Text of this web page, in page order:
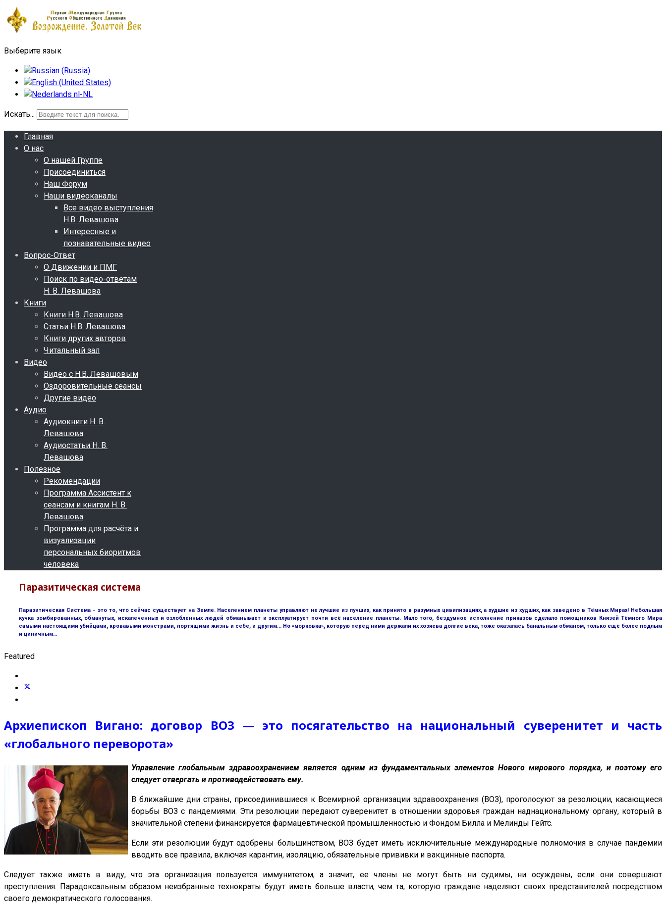
Выберите язык
Искать...
Главная
О нас
О нашей Группе
Присоединиться
Наш Форум
Наши видеоканалы
Все видео выступления
Н.В. Левашова
Интересные и
познавательные видео
Вопрос-Ответ
О Движении и ПМГ
Поиск по видео-ответам
Н. В. Левашова
Книги
Книги Н.В. Левашова
Статьи Н.В. Левашова
Книги других авторов
Читальный зал
Видео
Видео с Н.В. Левашовым
Оздоровительные сеансы
Другие видео
Аудио
Аудиокниги Н. В.
Левашова
Аудиостатьи Н. В.
Левашова
Полезное
Рекомендации
Программа Ассистент к
сеансам и книгам Н. В.
Левашова
Программа для расчёта и
визуализации
персональных биоритмов
человека
Паразитическая система
Паразитическая Система – это то, что сейчас существует на Земле. Населением планеты управляют не лучшие из лучших, как принято в разумных цивилизациях, а худшие из худших, как заведено в Тёмных Мирах! Небольшая
кучка зомбированных, обманутых, искалеченных и озлобленных людей обманывает и эксплуатирует почти всё население планеты. Мало того, бездумное исполнение приказов сделало помощников Князей Тёмного Мира
самыми настоящими убийцами, кровавыми монстрами, портящими жизнь и себе, и другим... Но «морковка», которую перед ними держали их хозяева долгие века, тоже оказалась банальным обманом, только ещё более подлым
и циничным…
Featured
Архиепископ Вигано: договор ВОЗ — это посягательство на национальный суверенитет и часть
«глобального переворота»
Управление глобальным здравоохранением является одним из фундаментальных элементов Нового мирового порядка, и поэтому его
следует отвергать и противодействовать ему.
В ближайшие дни страны, присоединившиеся к Всемирной организации здравоохранения (ВОЗ), проголосуют за резолюции, касающиеся
борьбы ВОЗ с пандемиями. Эти резолюции передают суверенитет в отношении здоровья граждан наднациональному органу, который в
значительной степени финансируется фармацевтической промышленностью и Фондом Билла и Мелинды Гейтс.
Если эти резолюции будут одобрены большинством, ВОЗ будет иметь исключительные международные полномочия в случае пандемии
вводить все правила, включая карантин, изоляцию, обязательные прививки и вакцинные паспорта.
Следует также иметь в виду, что эта организация пользуется иммунитетом, а значит, ее члены не могут быть ни судимы, ни осуждены, если они совершают
преступления. Парадоксальным образом неизбранные технократы будут иметь больше власти, чем та, которую граждане наделяют своих представителей посредством
своего демократического голосования.